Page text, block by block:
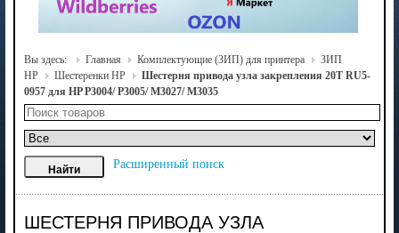
Вы здесь: Главная Комплектующие (ЗИП) для принтера
ЗИП
HP
Шестеренки HP
Шестерня привода узла закрепления 20T RU5-
0957 для HP P3004/ P3005/ M3027/ M3035
Расширенный поиск
ШЕСТЕРНЯ ПРИВОДА УЗЛА